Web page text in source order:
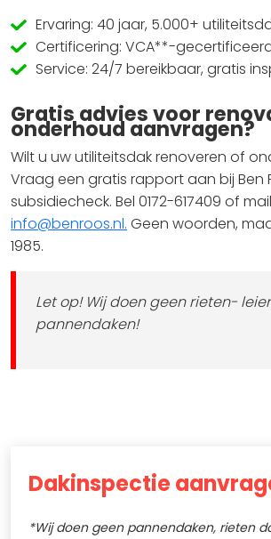
Ervaring: 40 jaar, 5.000+
Certificering: VCA**-
Service: 24/7 bereikbaar, gratis
Gratis advies voor
onderhoud aanvragen?
Wilt u uw utiliteitsdak renoveren of
Vraag een gratis rapport aan bij Ben
subsidiecheck. Bel 0172-617409 of mail
info@benroos.nl. Geen woorden,
1985.
Let op! Wij doen geen rieten-
pannendaken!
Dakinspectie
*Wij doen geen pannendaken, rieten